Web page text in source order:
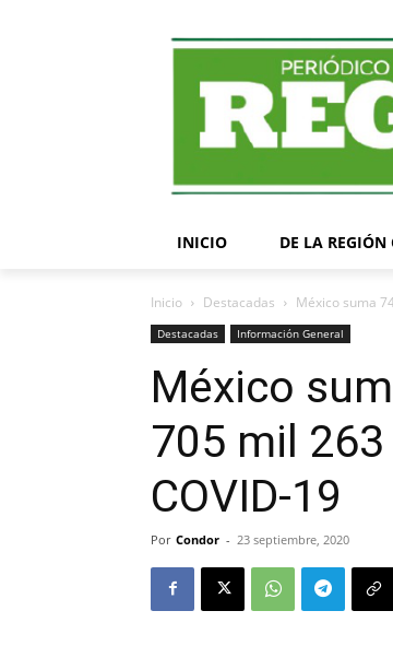
INICIO DE LA REGIÓN
Inicio Destacadas México suma
Destacadas Información General
México
705 mil
COVID-19
Por Condor - 23 septiembre, 2020